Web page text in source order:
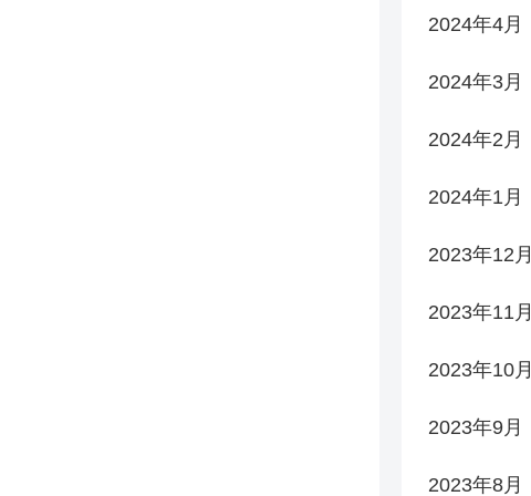
2024年4月
2024年3月
2024年2月
2024年1月
2023年12月
2023年11月
2023年10月
2023年9月
2023年8月